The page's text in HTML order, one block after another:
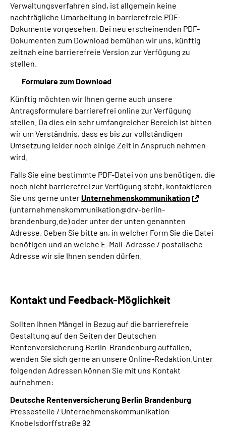
Verwaltungsverfahren sind, ist allgemein keine
nachträgliche Umarbeitung in barrierefreie PDF-
Dokumente vorgesehen. Bei neu erscheinenden PDF-
Dokumenten zum Download bemühen wir uns, künftig
zeitnah eine barrierefreie Version zur Verfügung zu
stellen.
Formulare zum Download
Künftig möchten wir Ihnen gerne auch unsere
Antragsformulare barrierefrei online zur Verfügung
stellen. Da dies ein sehr umfangreicher Bereich ist bitten
wir um Verständnis, dass es bis zur vollständigen
Umsetzung leider noch einige Zeit in Anspruch nehmen
wird.
Falls Sie eine bestimmte PDF-Datei von uns benötigen, die
noch nicht barrierefrei zur Verfügung steht, kontaktieren
Sie uns gerne unterUnternehmenskommunikation
(unternehmenskommunikation@drv-berlin-
brandenburg.de) oder unter der unten genannten
Adresse. Geben Sie bitte an, in welcher Form Sie die Datei
benötigen und an welche E-Mail-Adresse / postalische
Adresse wir sie Ihnen senden dürfen.
Kontakt und Feedback-Möglichkeit
Sollten Ihnen Mängel in Bezug auf die barrierefreie
Gestaltung auf den Seiten der Deutschen
Rentenversicherung Berlin-Brandenburg auffallen,
wenden Sie sich gerne an unsere Online-Redaktion.Unter
folgenden Adressen können Sie mit uns Kontakt
aufnehmen:
Deutsche Rentenversicherung Berlin Brandenburg
Pressestelle / Unternehmenskommunikation
Knobelsdorffstraße 92